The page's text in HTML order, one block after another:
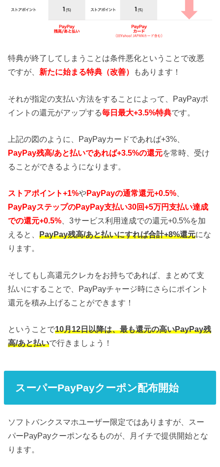
特典が終了してしまうことは条件悪化ということで改悪
ですが、 新たに始まる特典（改善） もあります！
それが指定の支払い方法をすることによって、PayPayポ
イントの還元がアップする毎日最大+3.5%特典です。
上記の図のように、PayPayカードであれば+3%、
PayPay残高/あと払いであれば+3.5%の還元を常時、受け
ることができるようになります。
ストアポイント+1%やPayPayの通常還元+0.5%
PayPayステップのPayPay支払い30回+5万円支払い達成
での還元+0.5% 、3サービス利用達成での還元+0.5%を加
えると、PayPay残高/あと払いにすれば合計+8%還元にな
ります。
そしてもし高還元クレカをお持ちであれば、まとめて支
払いにすることで、PayPayチャージ時にさらにポイント
還元を積み上げることができます！
ということで10月12日以降は、最も還元の高いPayPay残
高/あと払いで行きましょう！
スーパーPayPayクーポン配布開始
ソフトバンクスマホユーザー限定ではありますが、スー
パーPayPayクーポンなるものが、月イチで提供開始とな
ります。